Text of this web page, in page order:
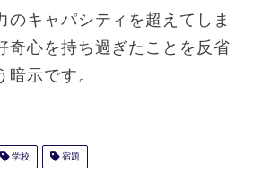
のキャパシティを超えてしま
奇心を持ち過ぎたことを反省
暗示です。
学校 宿題